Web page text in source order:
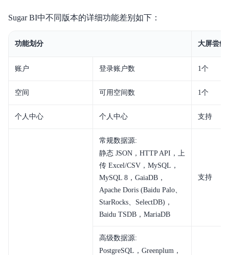
视频专区
常见问题
联系我们
Sugar BI中不同版本的详细功能差别如下：
功能划分 大屏尝鲜
账户 登录账户数 1个
空间 可用空间数 1个
个人中心 个人中心 支持
常规数据源:
静态 JSON，HTTP API，上
传 Excel/CSV，MySQL，
MySQL 8，GaiaDB，
Apache Doris (Baidu Palo、
StarRocks、SelectDB)，
Baidu TSDB，MariaDB
支持
高级数据源:
PostgreSQL，Greenplum，